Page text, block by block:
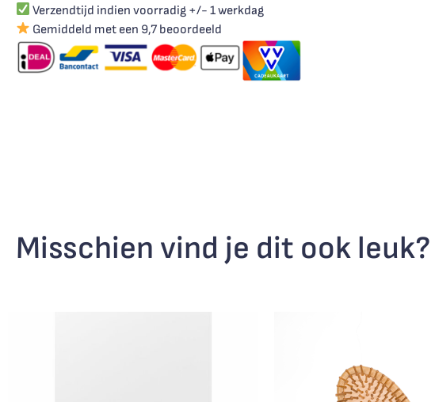
Verzendtijd indien voorradig +/- 1 werkdag
Gemiddeld met een 9,7 beoordeeld
Misschien vind je dit ook leuk?